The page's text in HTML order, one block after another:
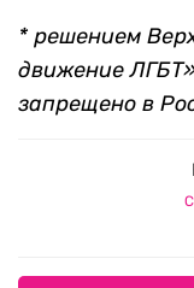
* решением
движение
запрещено в